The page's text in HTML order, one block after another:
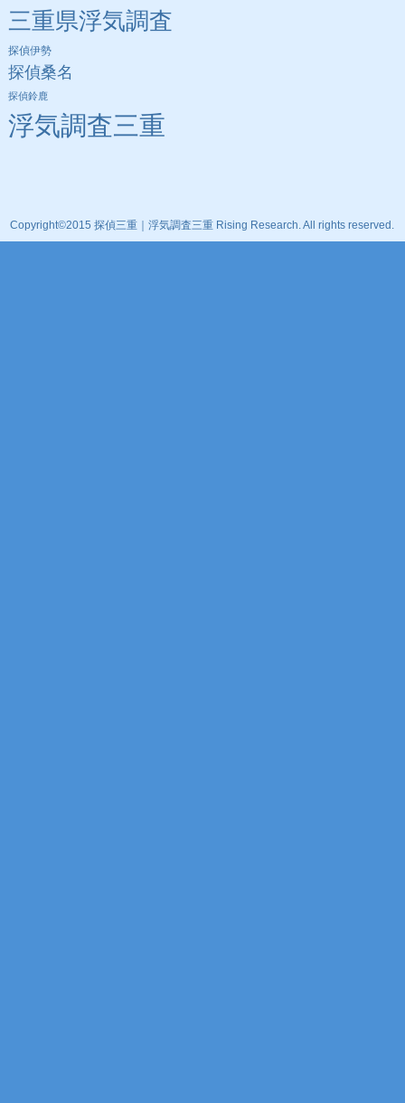
三重県浮気調査
探偵伊勢
探偵桑名
探偵鈴鹿
浮気調査三重
Copyright©2015 探偵三重｜浮気調査三重 Rising Research. All rights reserved.